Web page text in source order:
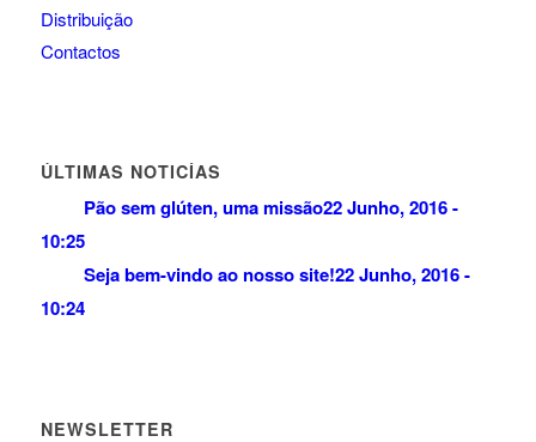
Distribuição
Contactos
ÚLTIMAS NOTICÍAS
Pão sem glúten, uma missão22 Junho, 2016 -
10:25
Seja bem-vindo ao nosso site!22 Junho, 2016 -
10:24
NEWSLETTER